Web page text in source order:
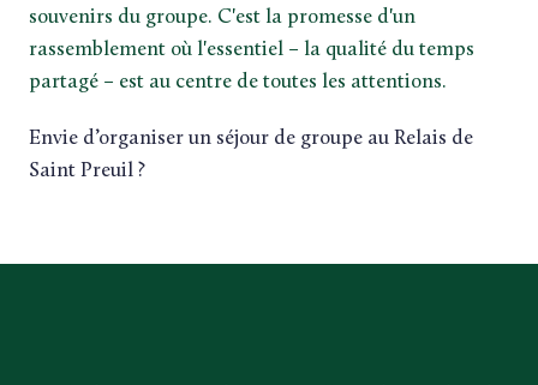
souvenirs du groupe. C'est la promesse d'un
rassemblement où l'essentiel – la qualité du temps
partagé – est au centre de toutes les attentions.
Envie d’organiser un séjour de groupe au Relais de
Saint Preuil ?